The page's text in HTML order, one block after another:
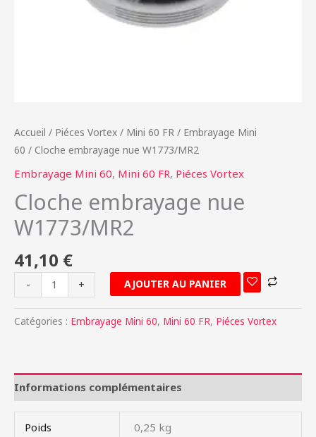
Accueil / Piéces Vortex / Mini 60 FR / Embrayage Mini
60 / Cloche embrayage nue W1773/MR2
Embrayage Mini 60, Mini 60 FR, Piéces Vortex
Cloche embrayage nue
W1773/MR2
41,10 €
- + AJOUTER AU PANIER
Catégories : Embrayage Mini 60, Mini 60 FR, Piéces Vortex
Informations complémentaires
Poids 0,25 kg